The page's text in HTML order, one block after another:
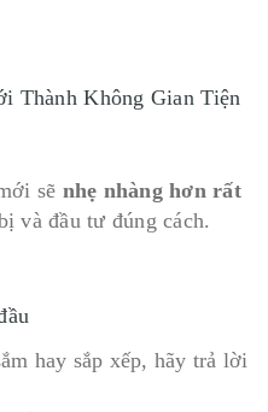
Thành Không Gian Tiện
sẽ nhẹ nhàng hơn rất
và đầu tư đúng cách.
hay sắp xếp, hãy trả lời